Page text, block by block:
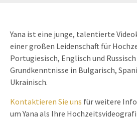
Yana ist eine junge, talentierte
einer großen Leidenschaft für
Portugiesisch, Englisch und
Grundkenntnisse in Bulgarisch,
Ukrainisch.
Kontaktieren Sie uns für weitere
um Yana als Ihre